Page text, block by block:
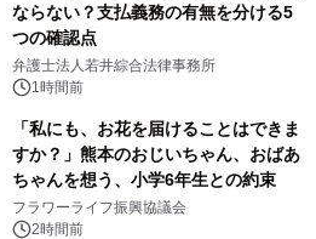
ならない？支払義務の有無を分ける5
つの確認点
弁護士法人若井綜合法律事務所
1時間前
「私にも、お花を届けることはできま
すか？」熊本のおじいちゃん、おばあ
ちゃんを想う、小学6年生との約束
フラワーライフ振興協議会
2時間前